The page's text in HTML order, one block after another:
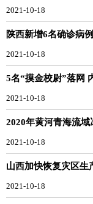
2021-10-18
陕西新增6名确诊病
2021-10-18
5名“摸金校尉”落网
2021-10-18
2020年黄河青海流
2021-10-18
山西加快恢复灾区生
2021-10-18